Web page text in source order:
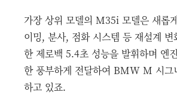
가장 상위 모델의 M35i 모델은 새롭
이밍, 분사, 점화 시스템 등 재설계 변
한 제로백 5.4초 성능을 발휘하며 엔
한 풍부하게 전달하여 BMW M 시그
하고 있죠.